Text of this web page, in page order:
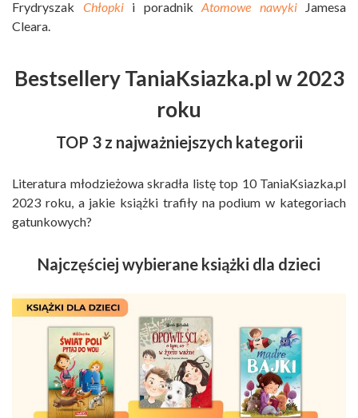
Frydryszak Chłopkii poradnik Atomowe nawykiJamesa
Cleara.
Bestsellery TaniaKsiazka.pl w 2023
roku
TOP 3 z najważniejszych kategorii
Literatura młodzieżowa skradła listę top 10 TaniaKsiazka.pl
2023 roku, a jakie książki trafiły na podium w kategoriach
gatunkowych?
Najczęściej wybierane książki dla dzieci